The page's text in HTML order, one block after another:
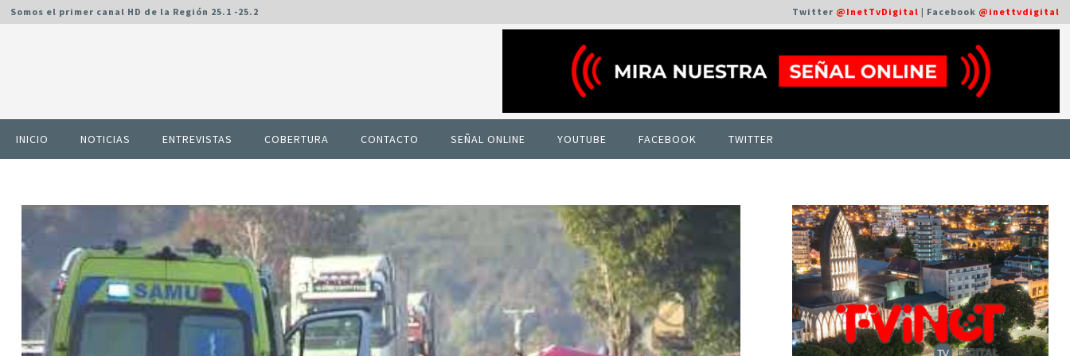
Somos el primer canal HD de la Región 25.1 -25.2 Twitter @InetTvDigital | Facebook @inettvdigital
INICIO NOTICIAS ENTREVISTAS COBERTURA CONTACTO SEÑAL ONLINE YOUTUBE FACEBOOK TWITTER